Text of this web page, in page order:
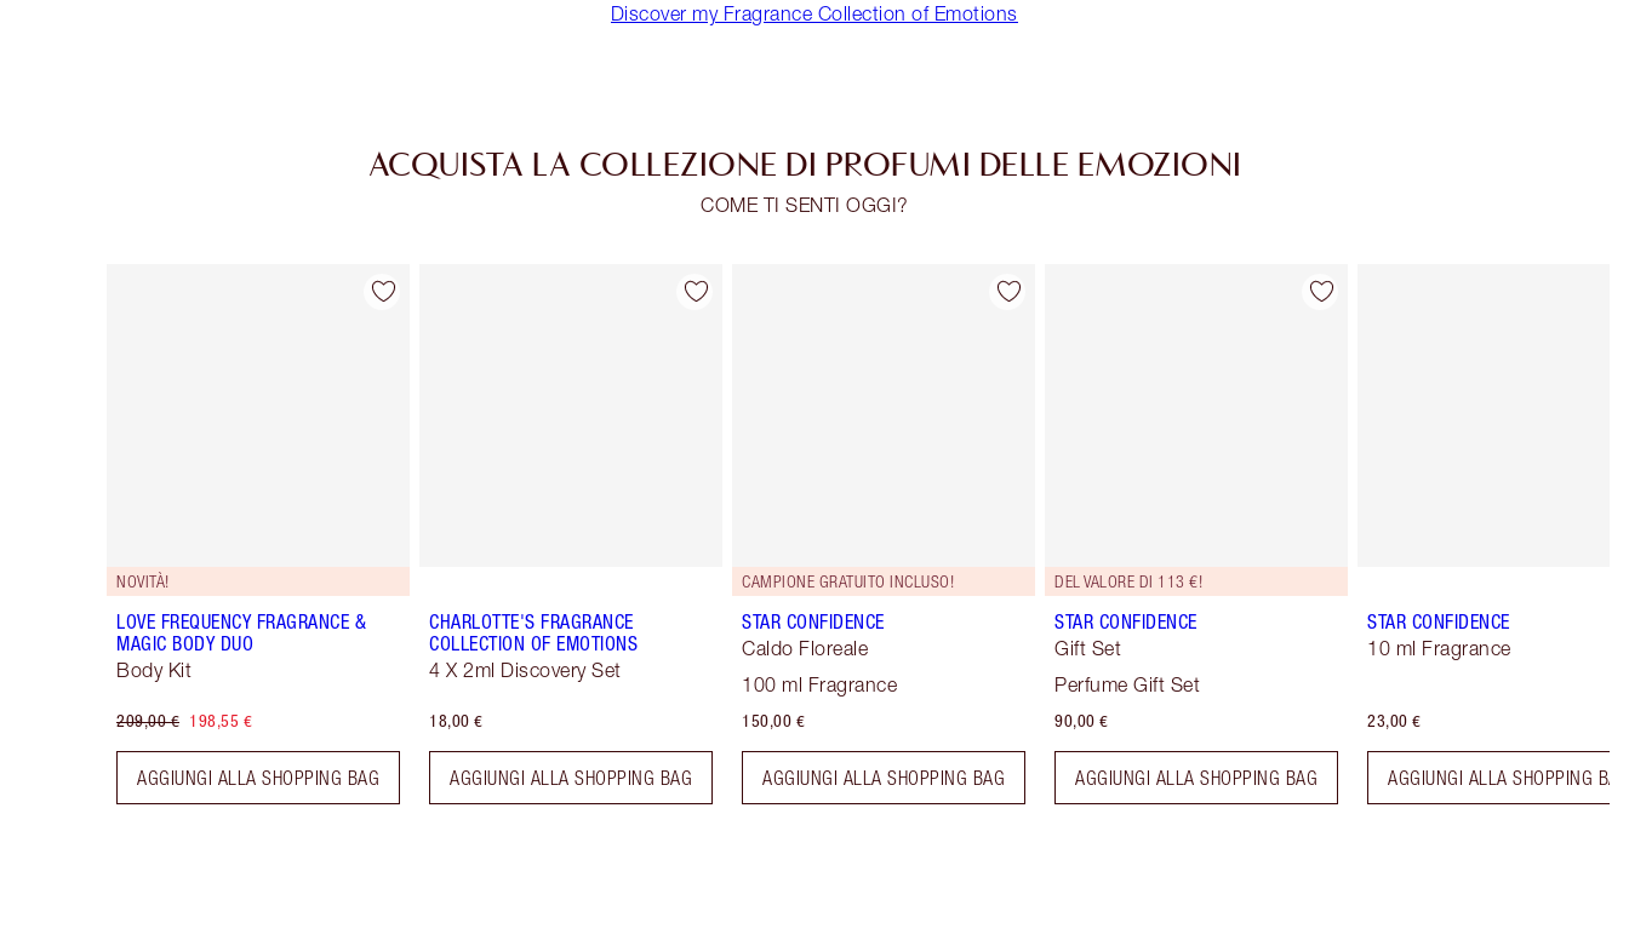
Discover my Fragrance Collection of Emotions
ACQUISTA LA COLLEZIONE DI PROFUMI DELLE EMOZIONI
COME TI SENTI OGGI?
Articolo 1 di 30
NOVITÀ!
LOVE FREQUENCY FRAGRANCE &
MAGIC BODY DUO
Body Kit
209,00 € 198,55 €
AGGIUNGI ALLA SHOPPING BAG
Articolo 2 di 30
CHARLOTTE'S FRAGRANCE
COLLECTION OF EMOTIONS
4 X 2ml Discovery Set
18,00 €
AGGIUNGI ALLA SHOPPING BAG
Articolo 3 di 30
CAMPIONE GRATUITO INCLUSO!
STAR CONFIDENCE
Caldo Floreale
100 ml Fragrance
150,00 €
AGGIUNGI ALLA SHOPPING BAG
Articolo 4 di 30
DEL VALORE DI 113 €!
STAR CONFIDENCE
Gift Set
Perfume Gift Set
90,00 €
AGGIUNGI ALLA SHOPPING BAG
STAR CONFIDENCE
10 ml Fragrance
23,00 €
AGGIUNGI ALLA SHOPPING BAG